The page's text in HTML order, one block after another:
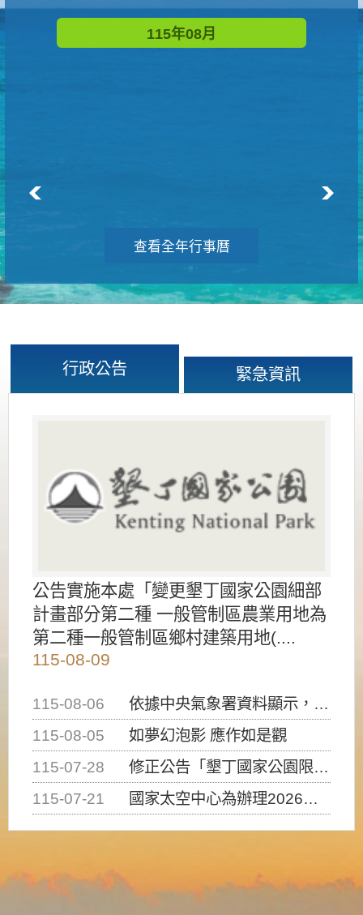
115年08月
查看全年行事曆
行政公告 緊急資訊
公告實施本處「變更墾丁國家公園細部
計畫部分第二種 一般管制區農業用地為
第二種一般管制區鄉村建築用地(....
115-08-09
115-08-06
依據中央氣象署資料顯示，白海豚颱風持續接近臺灣，請密切注意動向及早完成防災應變準備
115-08-05
如夢幻泡影 應作如是觀
115-07-28
修正公告「墾丁國家公園限制水域遊憩活動之種類、範圍、時間及行為」，自即日生效。
115-07-21
國家太空中心為辦理2026台灣盃火箭競賽，陸、海、空域警戒及協調相關事宜，因颱風備案事宜